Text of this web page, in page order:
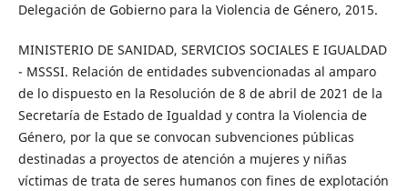
Delegación de Gobierno para la Violencia de Género, 2015.
MINISTERIO DE SANIDAD, SERVICIOS SOCIALES E IGUALDAD
- MSSSI. Relación de entidades subvencionadas al amparo
de lo dispuesto en la Resolución de 8 de abril de 2021 de la
Secretaría de Estado de Igualdad y contra la Violencia de
Género, por la que se convocan subvenciones públicas
destinadas a proyectos de atención a mujeres y niñas
víctimas de trata de seres humanos con fines de explotación